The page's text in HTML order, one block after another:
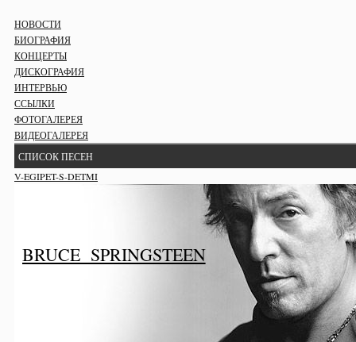
НОВОСТИ
БИОГРАФИЯ
КОНЦЕРТЫ
ДИСКОГРАФИЯ
ИНТЕРВЬЮ
ССЫЛКИ
ФОТОГАЛЕРЕЯ
ВИДЕОГАЛЕРЕЯ
СПИСОК ПЕСЕН
V-EGIPET-S-DETMI
BRUCE SPRINGSTEEN